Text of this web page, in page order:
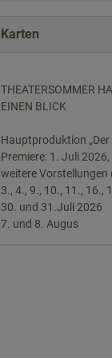
Karten
THEATERSOMMER
EINEN BLICK
Hauptproduktion „Der
Premiere: 1. Juli
weitere Vorstellungen
3., 4., 9., 10., 11., 16.,
30. und 31.Juli 2026
7. und 8. Augus